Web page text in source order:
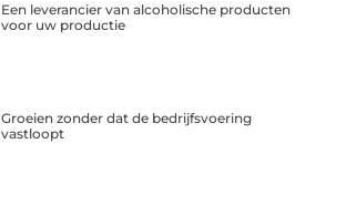
Een leverancier van alcoholische producten
voor uw productie
Groeien zonder dat de bedrijfsvoering
vastloopt